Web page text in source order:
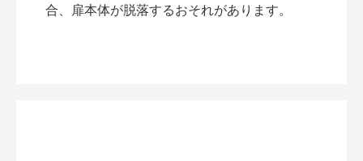
合、扉本体が脱落するおそれがあります。